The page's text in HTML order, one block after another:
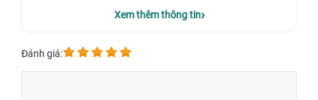
Xem thêm thông tin
Đánh giá: